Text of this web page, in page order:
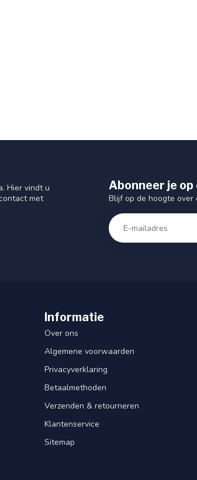
Hier vindt u
met
Abonneer je
Blijf op de hoogte over
Informatie
Over ons
Algemene voorwaarden
Privacyverklaring
Betaalmethoden
Verzenden & retourneren
Klantenservice
Sitemap